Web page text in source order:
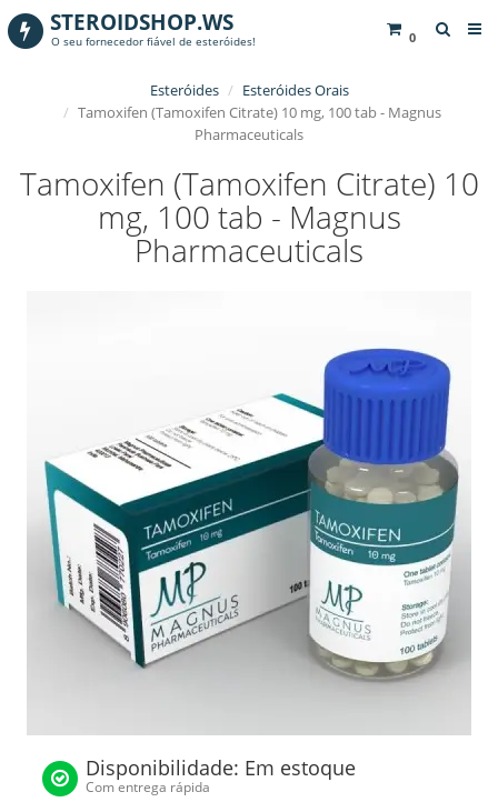
0
STEROIDSHOP.WS
O seu fornecedor fiável de esteróides!
Esteróides
Esteróides Orais
Tamoxifen (Tamoxifen Citrate) 10 mg, 100 tab - Magnus
Pharmaceuticals
Tamoxifen (Tamoxifen Citrate) 10
mg, 100 tab - Magnus
Pharmaceuticals
Disponibilidade: Em estoque
Com entrega rápida